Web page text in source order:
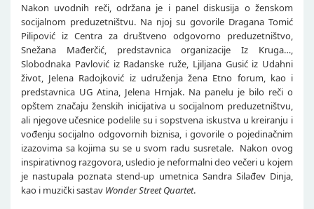
Nakon uvodnih reči, održana je i panel diskusija o ženskom
socijalnom preduzetništvu. Na njoj su govorile Dragana Tomić
Pilipović iz Centra za društveno odgovorno preduzetništvo,
Snežana Mađerčić, predstavnica organizacije Iz Kruga…,
Slobodnaka Pavlović iz Radanske ruže, Ljiljana Gusić iz Udahni
život, Jelena Radojković iz udruženja žena Etno forum, kao i
predstavnica UG Atina, Jelena Hrnjak. Na panelu je bilo reči o
opštem značaju ženskih inicijativa u socijalnom preduzetništvu,
ali njegove učesnice podelile su i sopstvena iskustva u kreiranju i
vođenju socijalno odgovornih biznisa, i govorile o pojedinačnim
izazovima sa kojima su se u svom radu susretale. Nakon ovog
inspirativnog razgovora, usledio je neformalni deo večeri u kojem
je nastupala poznata stend-up umetnica Sandra Silađev Dinja,
kao i muzički sastav Wonder Street Quartet.